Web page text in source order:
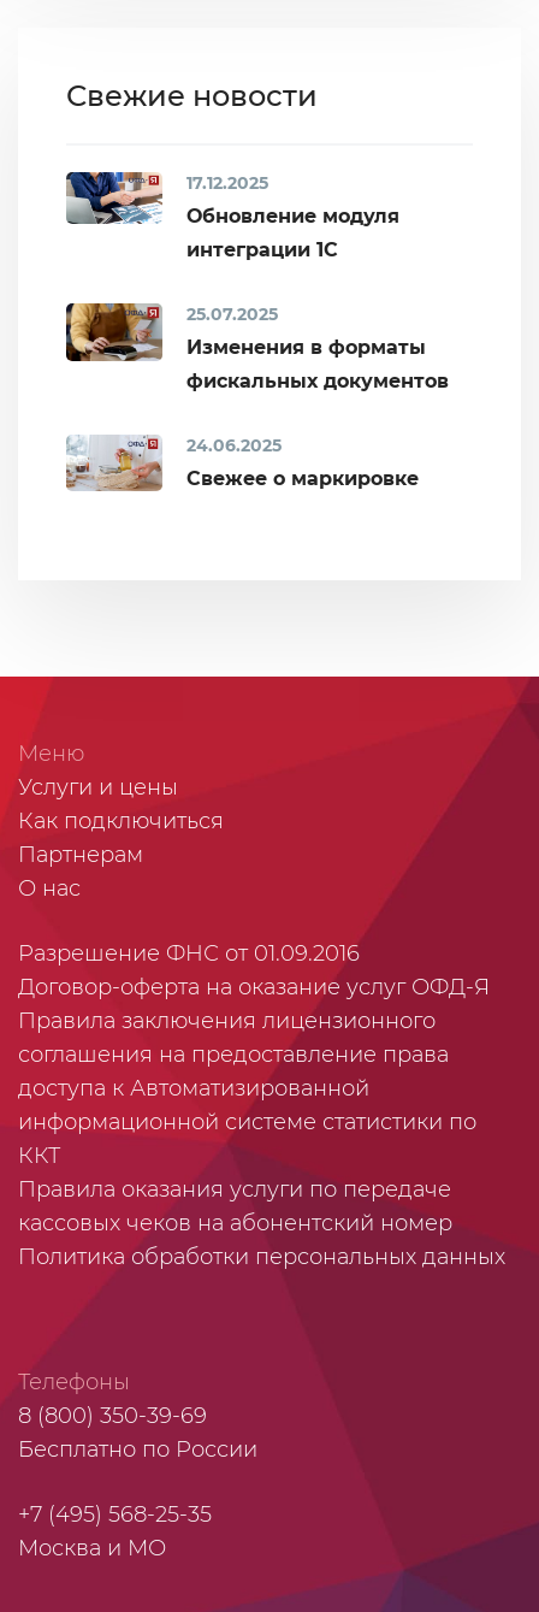
Свежие новости
17.12.2025
Обновление модуля
интеграции 1С
25.07.2025
Изменения в форматы
фискальных документов
24.06.2025
Свежее о маркировке
Меню
Услуги и цены
Как подключиться
Партнерам
О нас
Разрешение ФНС от 01.09.2016
Договор-оферта на оказание услуг ОФД-Я
Правила заключения лицензионного
соглашения на предоставление права
доступа к Автоматизированной
информационной системе статистики по
ККТ
Правила оказания услуги по передаче
кассовых чеков на абонентский номер
Политика обработки персональных данных
Телефоны
8 (800) 350-39-69
Бесплатно по России
+7 (495) 568-25-35
Москва и МО